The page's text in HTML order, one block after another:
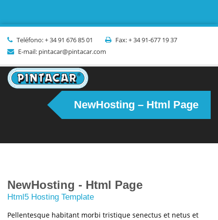
Teléfono: + 34 91 676 85 01
Fax: + 34 91-677 19 37
E-mail: pintacar@pintacar.com
NewHosting – Html Page
NewHosting - Html Page
Html5 Hosting Template
Pellentesque habitant morbi tristique senectus et netus et